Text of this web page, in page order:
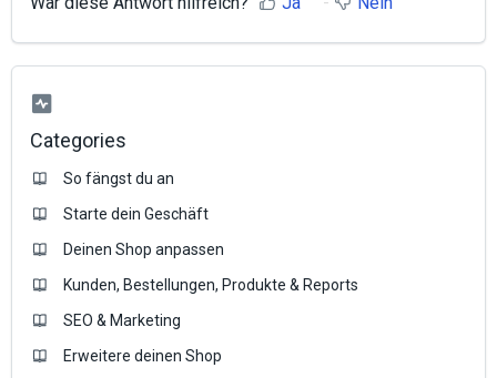
Categories
So fängst du an
Starte dein Geschäft
Deinen Shop anpassen
Kunden, Bestellungen, Produkte & Reports
SEO & Marketing
Erweitere deinen Shop